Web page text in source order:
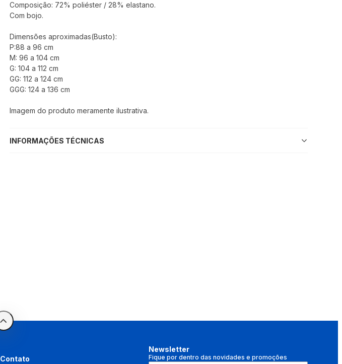
Composição: 72% poliéster / 28% elastano.
Com bojo.
Dimensões aproximadas(Busto):
P:88 a 96 cm
M: 96 a 104 cm
G: 104 a 112 cm
GG: 112 a 124 cm
GGG: 124 a 136 cm
Imagem do produto meramente ilustrativa.
INFORMAÇÕES TÉCNICAS
Contato
Newsletter
Fique por dentro das novidades e promoções